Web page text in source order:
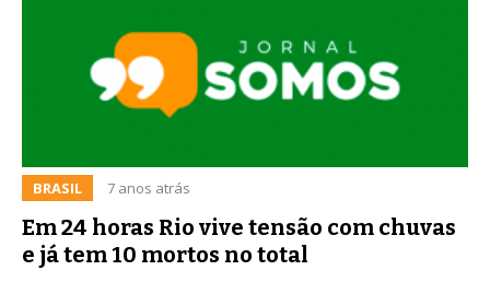
BRASIL 7 anos atrás
Em 24 horas Rio vive tensão com chuvas
e já tem 10 mortos no total